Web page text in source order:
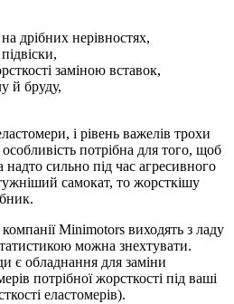
дрібних нерівностях,
заміною вставок,
й бруду,
і рівень важелів трохи
потрібна для того, щоб
надто сильно під час агресивного
самокат, то жорсткішу
Minimotors виходять з ладу
можна знехтувати.
є обладнання для заміни
потрібної жорсткості під ваші
еластомерів).